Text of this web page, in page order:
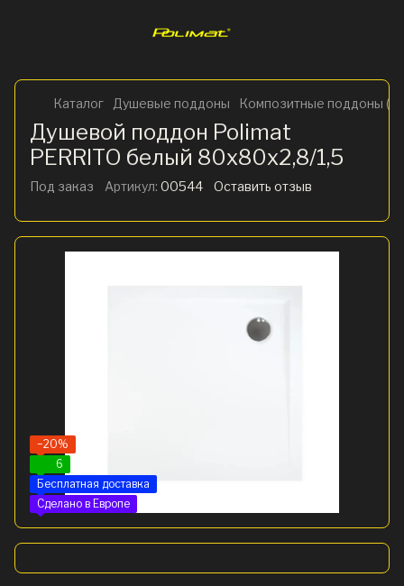
Каталог Душевые поддоны Композитные поддоны
Душевой поддон Polimat
PERRITO белый 80х80х2,8/1,5
Под заказ Артикул: 00544 Оставить отзыв
−20%
6
Бесплатная доставка
Сделано в Европе